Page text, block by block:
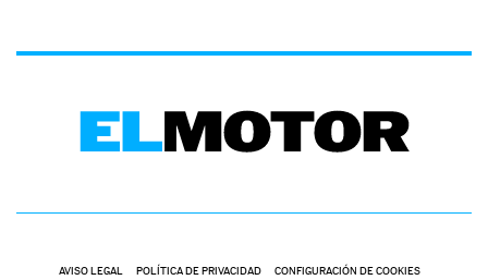
AVISO LEGAL POLÍTICA DE PRIVACIDAD CONFIGURACIÓN DE COOKIES